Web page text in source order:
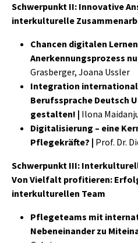
Schwerpunkt II: Innovative
interkulturelle
Chancen digitalen
Anerkennungsprozess
Grasberger, Joana Ussler
Integration
Berufssprache Deutsch
gestalten! | Ilona
Digitalisierung – eine
Pflegekräfte? | Prof. Dr.
Schwerpunkt III:
Von Vielfalt profitieren:
interkulturellen Team
Pflegeteams mit
Nebeneinander zu